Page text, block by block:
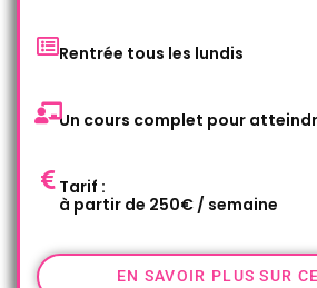
Rentrée tous les lundis
Un cours complet pour
Tarif :
à partir de 250€ / semaine
EN SAVOIR PLUS SUR